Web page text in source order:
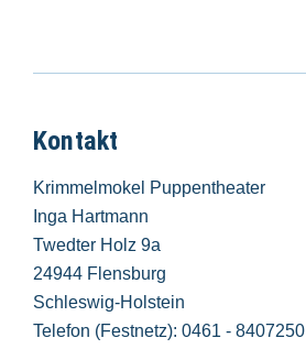
Kontakt
Krimmelmokel Puppentheater
Inga Hartmann
Twedter Holz 9a
24944 Flensburg
Schleswig-Holstein
Telefon (Festnetz): 0461 - 8407250